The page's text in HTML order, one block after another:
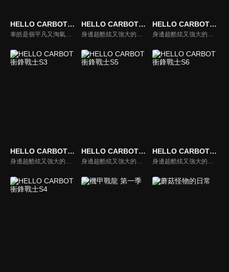
HELLO CARBOT衝鋒戰士 S8 HELLO CARBOT衝鋒戰士S7 HELLO CARBOT衝鋒戰士S2
HELLO CARBOT衝鋒戰士S3
身邊超酷炫又強大的秘密朋友是汽車變型機器人?!車皓是個國小一年級男孩，住北極的爺爺寄一個常見的玩具方塊給他。車皓隨意地轉動方塊，卻突然蹦出了一台巨大的汽車變身機器人Carbo! Carbo對車皓說，需要幫助時可以轉動方塊呼叫他們…活潑可愛的車皓和他的秘密朋友們，奇幻旅程就此展開!
HELLO CARBOT衝鋒戰士S5
身邊超酷炫又強大的秘密朋友是汽車變型機器人?!車皓是個國小一年級男孩，住北極的爺爺寄一個常見的玩具方塊給他。車皓隨意地轉動方塊，卻突然蹦出了一台巨大的汽車變身機器人Carbo! Carbo對車皓說，需要幫助時可以轉動方塊呼叫他們…活潑可愛的車皓和他的秘密朋友們，奇幻旅程就此展開!
HELLO CARBOT衝鋒戰士S6
身邊超酷炫又強大的秘密朋友是汽車變型機器人?!車皓是個國小一年級男孩，住北極的爺爺寄一個常見的玩具方塊給他。車皓隨意地轉動方塊，卻突然蹦出了一台巨大的汽車變身機器人Carbo! Carbo對車皓說，需要幫助時可以轉動方塊呼叫他們…活潑可愛的車皓和他的秘密朋友們，奇幻旅程就此展開!